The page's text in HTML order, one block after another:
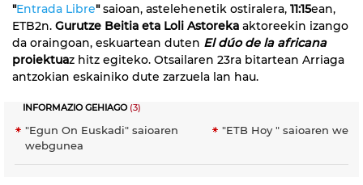
"Entrada Libre"saioan, astelehenetik ostiralera, 11:15ean,
ETB2n. Gurutze Beitia eta Loli Astoreka aktoreekin izango
da oraingoan, eskuartean duten El dúo de la africana
proiektuaz hitz egiteko. Otsailaren 23ra bitartean Arriaga
antzokian eskainiko dute zarzuela lan hau.
INFORMAZIO GEHIAGO(3)
"Egun On Euskadi" saioaren
webgunea
"ETB Hoy " saioaren